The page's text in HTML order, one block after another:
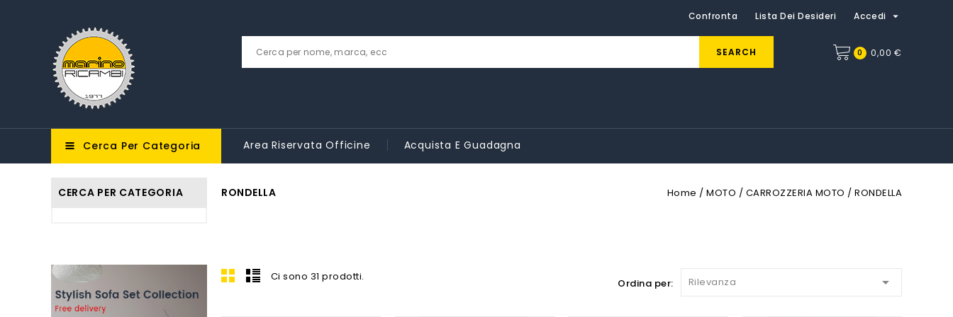
Accedi 
Lista Dei Desideri
Confronta
0 0,00 €
SEARCH
Cerca Per Categoria Area Riservata Officine Acquista E Guadagna
CERCA PER CATEGORIA RONDELLA Home MOTO CARROZZERIA MOTO RONDELLA
Ci sono 31 prodotti.
Ordina per: Rilevanza 